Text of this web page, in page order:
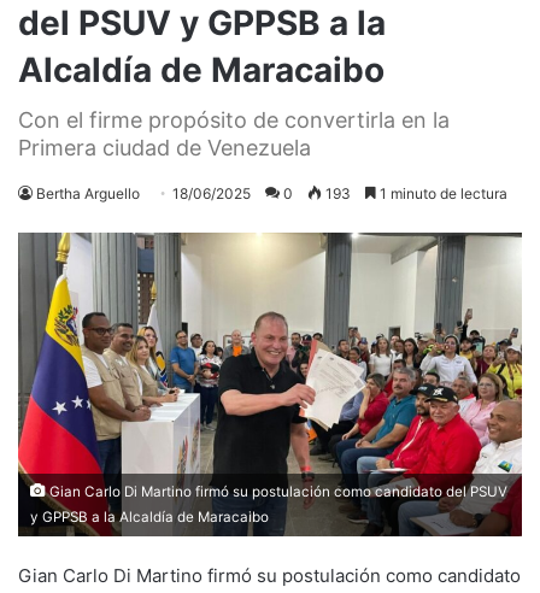
del PSUV y GPPSB a la
Alcaldía de Maracaibo
Con el firme propósito de convertirla en la
Primera ciudad de Venezuela
Bertha Arguello 18/06/2025 0 193 1 minuto de lectura
Gian Carlo Di Martino firmó su postulación como candidato del PSUV
y GPPSB a la Alcaldía de Maracaibo
Gian Carlo Di Martino firmó su postulación como candidato